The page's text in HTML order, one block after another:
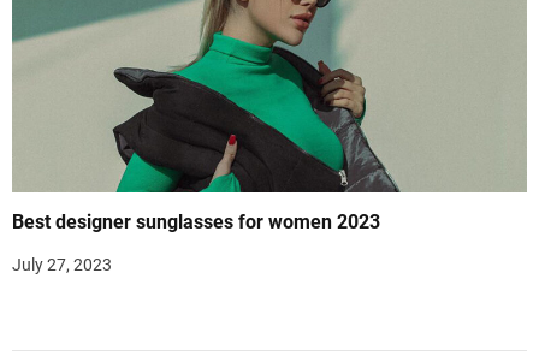
Best designer sunglasses for women 2023
July 27, 2023